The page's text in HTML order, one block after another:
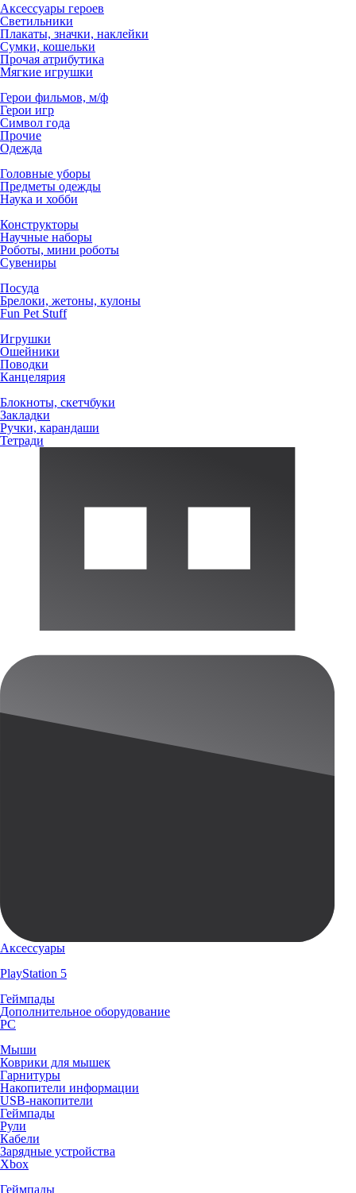
Аксессуары героев
Светильники
Плакаты, значки, наклейки
Сумки, кошельки
Прочая атрибутика
Мягкие игрушки
Герои фильмов, м/ф
Герои игр
Символ года
Прочие
Одежда
Головные уборы
Предметы одежды
Наука и хобби
Конструкторы
Научные наборы
Роботы, мини роботы
Сувениры
Посуда
Брелоки, жетоны, кулоны
Fun Pet Stuff
Игрушки
Ошейники
Поводки
Канцелярия
Блокноты, скетчбуки
Закладки
Ручки, карандаши
Тетради
Аксессуары
PlayStation 5
Геймпады
Дополнительное оборудование
PC
Мыши
Коврики для мышек
Гарнитуры
Накопители информации
USB-накопители
Геймпады
Рули
Кабели
Зарядные устройства
Xbox
Геймпады